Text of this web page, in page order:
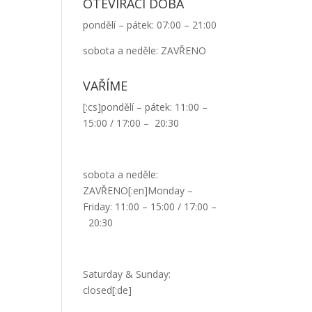
OTEVÍRACÍ DOBA
pondělí – pátek: 07:00 – 21:00
sobota a neděle: ZAVŘENO
VAŘÍME
[:cs]pondělí – pátek: 11:00 –
15:00 / 17:00 – 20:30
sobota a neděle:
ZAVŘENO[:en]Monday –
Friday: 11:00 – 15:00 / 17:00 –
20:30
Saturday & Sunday:
closed[:de]